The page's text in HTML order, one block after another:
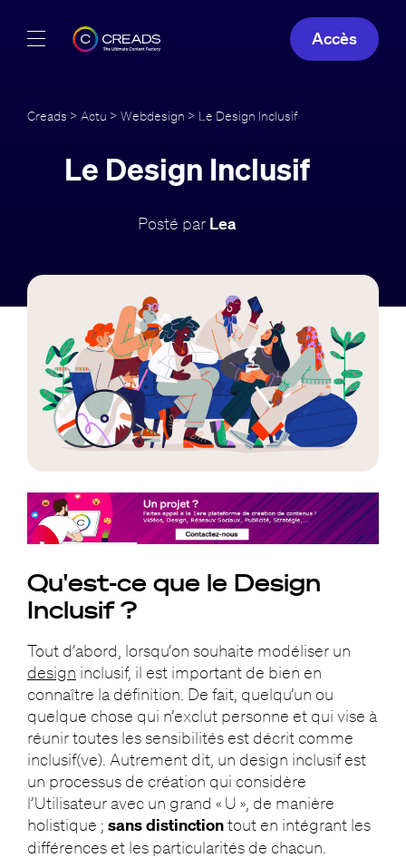
À propos
Blog
FR
Accès
Creads > Actu > Webdesign > Le Design Inclusif
Le Design Inclusif
Posté par Lea
Qu'est-ce que le Design
Inclusif ?
Tout d’abord, lorsqu’on souhaite modéliser un
design inclusif, il est important de bien en
connaître la définition. De fait, quelqu’un ou
quelque chose qui n’exclut personne et qui vise à
réunir toutes les sensibilités est décrit comme
inclusif(ve). Autrement dit, un design inclusif est
un processus de création qui considère
l’Utilisateur avec un grand « U », de manière
holistique ; sans distinctiontout en intégrant les
différences et les particularités de chacun.